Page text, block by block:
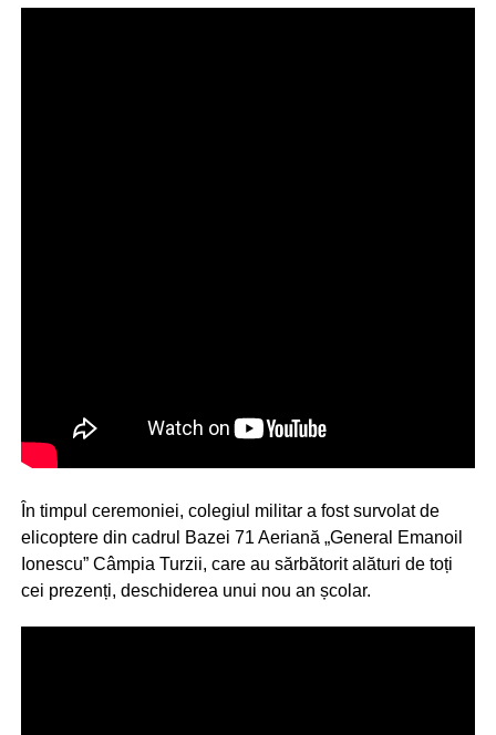
În timpul ceremoniei, colegiul militar a fost survolat de
elicoptere din cadrul Bazei 71 Aeriană „General Emanoil
Ionescu” Câmpia Turzii, care au sărbătorit alături de toți
cei prezenți, deschiderea unui nou an școlar.